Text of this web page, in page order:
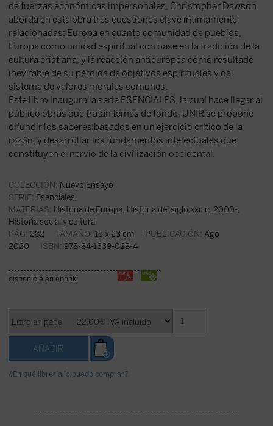
de fuerzas económicas impersonales, Christopher Dawson
aborda en esta obra tres cuestiones clave íntimamente
relacionadas: Europa en cuanto comunidad de pueblos,
Europa como unidad espiritual con base en la tradición de la
cultura cristiana, y la reacción antieuropea como resultado
inevitable de su pérdida de objetivos espirituales y del
sistema de valores morales comunes.
Este libro inaugura la serie ESENCIALES, la cual hace llegar al
público obras que tratan temas de fondo. UNIR se propone
difundir los saberes basados en un ejercicio crítico de la
razón, y desarrollar los fundamentos intelectuales que
constituyen el nervio de la civilización occidental.
COLECCIÓN: Nuevo Ensayo
SERIE: Esenciales
MATERIAS: Historia de Europa, Historia del siglo xxi: c. 2000-,
Historia social y cultural
PÁG: 282 TAMAÑO: 15 x 23 cm PUBLICACIÓN: Ago
2020 ISBN: 978-84-1339-028-4
disponible en ebook:
¿En qué librería lo puedo comprar?